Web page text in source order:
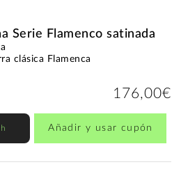
Serie Flamenco satinada
clásica Flamenca
176,00€
Añadir y usar cupón